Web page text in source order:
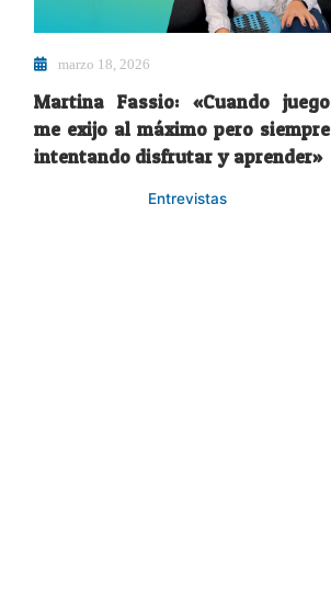
marzo 18, 2026
Martina Fassio: «Cuando juego
me exijo al máximo pero siempre
intentando disfrutar y aprender»
Entrevistas